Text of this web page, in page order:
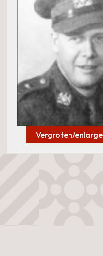
Vergroten/enlarge